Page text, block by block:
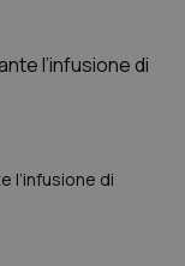
l’infusione di